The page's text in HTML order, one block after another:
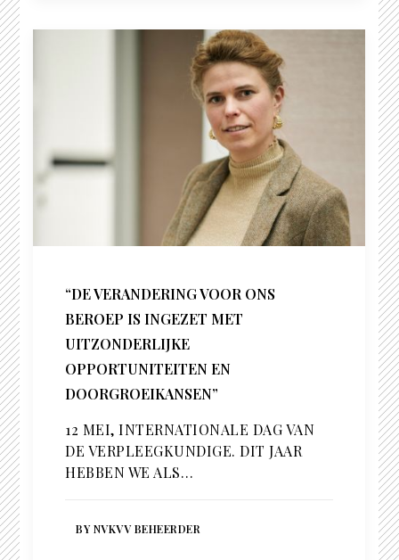
“DE VERANDERING VOOR ONS
BEROEP IS INGEZET MET
UITZONDERLIJKE
OPPORTUNITEITEN EN
DOORGROEIKANSEN”
12 MEI, INTERNATIONALE DAG VAN
DE VERPLEEGKUNDIGE. DIT JAAR
HEBBEN WE ALS…
BY NVKVV BEHEERDER